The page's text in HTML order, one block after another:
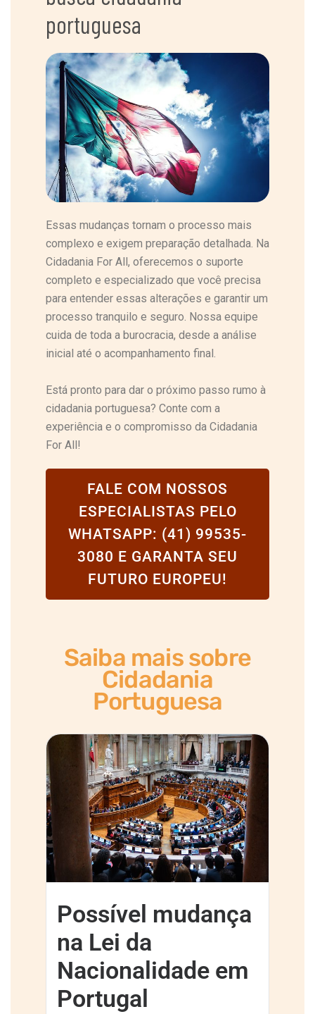
portuguesa
Essas mudanças tornam o processo mais
complexo e exigem preparação detalhada. Na
Cidadania For All, oferecemos o suporte
completo e especializado que você precisa
para entender essas alterações e garantir um
processo tranquilo e seguro. Nossa equipe
cuida de toda a burocracia, desde a análise
inicial até o acompanhamento final.
Está pronto para dar o próximo passo rumo à
cidadania portuguesa? Conte com a
experiência e o compromisso da Cidadania
For All!
FALE COM NOSSOS
ESPECIALISTAS PELO
WHATSAPP: (41) 99535-
3080 E GARANTA SEU
FUTURO EUROPEU!
Saiba mais sobre
Cidadania
Portuguesa
Possível mudança
na Lei da
Nacionalidade em
Portugal